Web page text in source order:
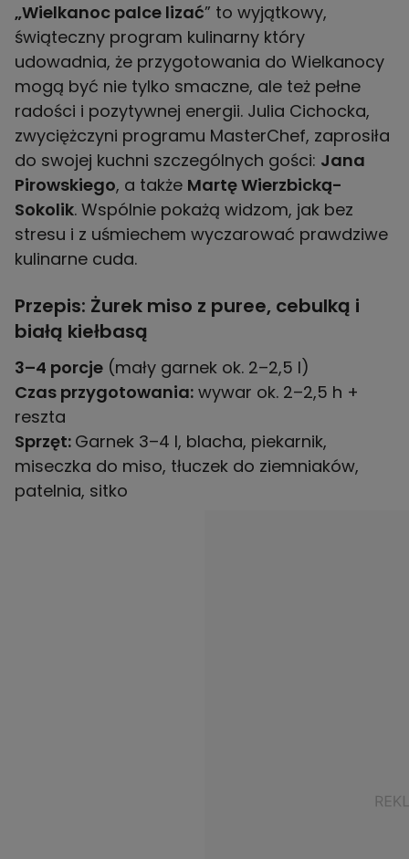
„Wielkanoc palce lizać” to wyjątkowy,
świąteczny program kulinarny który
udowadnia, że przygotowania do Wielkanocy
mogą być nie tylko smaczne, ale też pełne
radości i pozytywnej energii. Julia Cichocka,
zwyciężczyni programu MasterChef, zaprosiła
do swojej kuchni szczególnych gości: Jana
Pirowskiego, a także Martę Wierzbicką-
Sokolik. Wspólnie pokażą widzom, jak bez
stresu i z uśmiechem wyczarować prawdziwe
kulinarne cuda.
Przepis: Żurek miso z puree, cebulką i
białą kiełbasą
3–4 porcje
Czas przygotowania: wywar ok. 2–2,5 h +
Sprzęt: Garnek 3–4 l, blacha, piekarnik,
miseczka do miso, tłuczek do ziemniaków,
patelnia, sitko